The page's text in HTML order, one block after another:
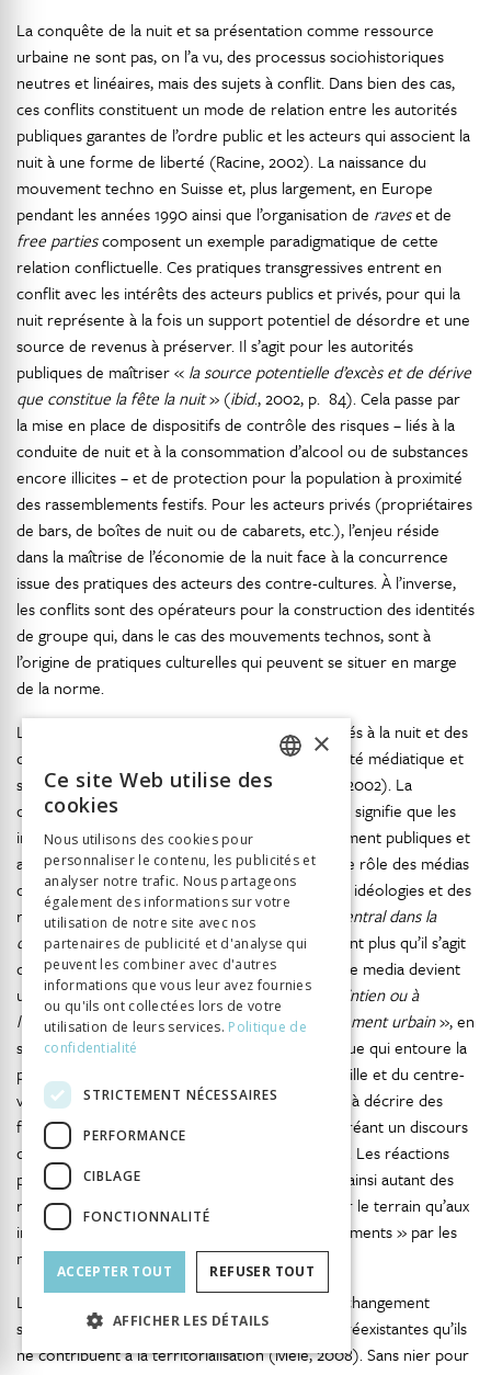
La conquête de la nuit et sa présentation comme ressource
urbaine ne sont pas, on l’a vu, des processus sociohistoriques
neutres et linéaires, mais des sujets à conflit. Dans bien des cas,
ces conflits constituent un mode de relation entre les autorités
publiques garantes de l’ordre public et les acteurs qui associent la
nuit à une forme de liberté (Racine, 2002). La naissance du
mouvement techno en Suisse et, plus largement, en Europe
pendant les années 1990 ainsi que l’organisation de raveset de
free partiescomposent un exemple paradigmatique de cette
relation conflictuelle. Ces pratiques transgressives entrent en
conflit avec les intérêts des acteurs publics et privés, pour qui la
nuit représente à la fois un support potentiel de désordre et une
source de revenus à préserver. Il s’agit pour les autorités
publiques de maîtriser « la source potentielle d’excès et de dérive
que constitue la fête la nuit» (ibid., 2002, p. 84). Cela passe par
la mise en place de dispositifs de contrôle des risques – liés à la
conduite de nuit et à la consommation d’alcool ou de substances
encore illicites – et de protection pour la population à proximité
des rassemblements festifs. Pour les acteurs privés (propriétaires
de bars, de boîtes de nuit ou de cabarets, etc.), l’enjeu réside
dans la maîtrise de l’économie de la nuit face à la concurrence
issue des pratiques des acteurs des contre-cultures. À l’inverse,
les conflits sont des opérateurs pour la construction des identités
de groupe qui, dans le cas des mouvements technos, sont à
l’origine de pratiques culturelles qui peuvent se situer en marge
de la norme.
La presse est un acteur important des conflits liés à la nuit et des
conflits urbains en général en raison de la visibilité médiatique et
sociale qu’elle leur donne (Gilbert et Brosseau, 2002). La
couverture des conflits par les médias de masse signifie que les
informations à leur sujet deviennent immédiatement publiques et
accessibles à un grand nombre, amplifiant ainsi le rôle des médias
dans le processus de formation des valeurs, des idéologies et des
représentations : «Les médias jouent un rôle central dans la
construction sociale de la réalité» et ceci d’autant plus qu’il s’agit
de situations conflictuelles (ibid., 2002, p. 519). Le media devient
un véritable acteur urbain qui participe «au maintien ou à
l’évolution des rapports de force dans l’aménagement urbain», en
s’inscrivant au cœur même du processus politique qui entoure la
prise de décision sur les usages possibles de la ville et du centre-
ville nocturne (ibid.). La presse ne se borne pas à décrire des
faits, mais exerce aussi un rôle performatif en créant un discours
qui contribue à ce que les choses se produisent. Les réactions
politiques aux problèmes posés par la nuit sont ainsi autant des
réactions aux « réalités sociales » observées sur le terrain qu’aux
images de ces réalités transformées en « événements » par les
médias.
Les conflits sont également des opérateurs de changement
spatial. Ils renforcent moins des territorialités préexistantes qu’ils
ne contribuent à la territorialisation (Melé, 2008). Sans nier pour
ITALIAN
×
Ce site Web utilise des
cookies
Nous utilisons des cookies pour
personnaliser le contenu, les publicités et
analyser notre trafic. Nous partageons
également des informations sur votre
utilisation de notre site avec nos
partenaires de publicité et d'analyse qui
peuvent les combiner avec d'autres
informations que vous leur avez fournies
ou qu'ils ont collectées lors de votre
utilisation de leurs services. Politique de
confidentialité
STRICTEMENT NÉCESSAIRES
PERFORMANCE
CIBLAGE
FONCTIONNALITÉ
ACCEPTER TOUT REFUSER TOUT
AFFICHER LES DÉTAILS